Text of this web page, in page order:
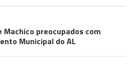
Machico preocupados com
Municipal do AL